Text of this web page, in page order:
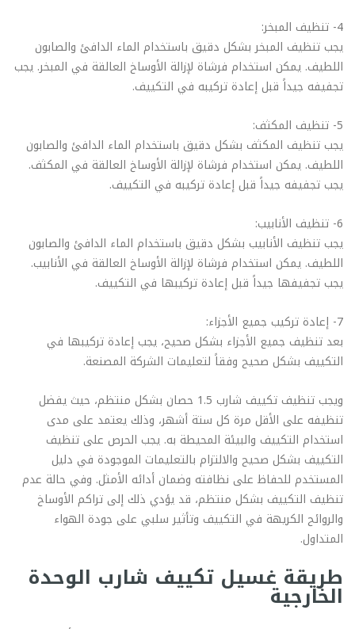
4- تنظيف المبخر:
يجب تنظيف المبخر بشكل دقيق باستخدام الماء الدافئ والصابون
اللطيف. يمكن استخدام فرشاة لإزالة الأوساخ العالقة في المبخر. يجب
تجفيفه جيداً قبل إعادة تركيبه في التكييف.
5- تنظيف المكثف:
يجب تنظيف المكثف بشكل دقيق باستخدام الماء الدافئ والصابون
اللطيف. يمكن استخدام فرشاة لإزالة الأوساخ العالقة في المكثف.
يجب تجفيفه جيداً قبل إعادة تركيبه في التكييف.
6- تنظيف الأنابيب:
يجب تنظيف الأنابيب بشكل دقيق باستخدام الماء الدافئ والصابون
اللطيف. يمكن استخدام فرشاة لإزالة الأوساخ العالقة في الأنابيب.
يجب تجفيفها جيداً قبل إعادة تركيبها في التكييف.
7- إعادة تركيب جميع الأجزاء:
بعد تنظيف جميع الأجزاء بشكل صحيح، يجب إعادة تركيبها في
التكييف بشكل صحيح وفقاً لتعليمات الشركة المصنعة.
ويجب تنظيف تكييف شارب 1.5 حصان بشكل منتظم، حيث يفضل
تنظيفه على الأقل مرة كل ستة أشهر، وذلك يعتمد على مدى
استخدام التكييف والبيئة المحيطة به. يجب الحرص على تنظيف
التكييف بشكل صحيح والالتزام بالتعليمات الموجودة في دليل
المستخدم للحفاظ على نظافته وضمان أدائه الأمثل. وفي حالة عدم
تنظيف التكييف بشكل منتظم، قد يؤدي ذلك إلى تراكم الأوساخ
والروائح الكريهة في التكييف وتأثير سلبي على جودة الهواء
المتداول.
طريقة غسيل تكييف شارب الوحدة
الخارجية